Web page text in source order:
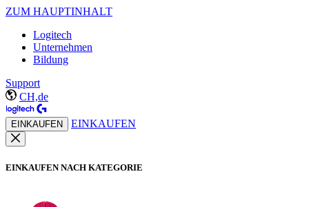
ZUM HAUPTINHALT
Logitech
Unternehmen
Bildung
Support
CH,de
EINKAUFEN EINKAUFEN
EINKAUFEN NACH KATEGORIE